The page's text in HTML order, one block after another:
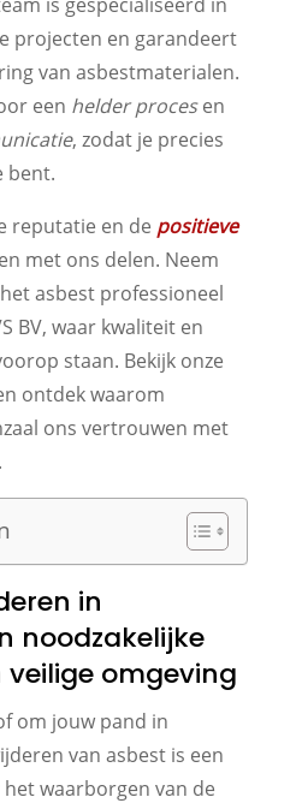
projecten en garandeert
van asbestmaterialen.
een helder procesen
, zodat je precies
bent.
reputatie en de positieve
met ons delen. Neem
asbest professioneel
BV, waar kwaliteit en
staan. Bekijk onze
ontdek waarom
ons vertrouwen met
in
noodzakelijke
omgeving
om jouw pand in
van asbest is een
waarborgen van de